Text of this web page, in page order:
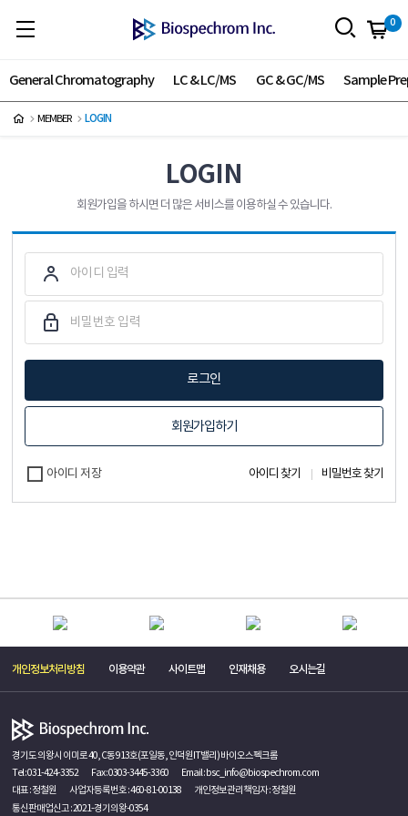
0
General Chromatography LC & LC/MS GC & GC/MS Sample
MEMBER LOGIN
LOGIN
회원가입을 하시면 더 많은 서비스를 이용하실 수 있습니다.
로그인
회원가입하기
아이디 저장 아이디 찾기 비밀번호 찾기
개인정보처리방침 이용약관 사이트맵 인재채용 오시는길
경기도 의왕시 이미로 40, C동 913호(포일동, 인덕원IT밸리) 바이오스펙크롬
Tel :031-424-3352 Fax : 0303-3445-3360 Email : bsc_info@biospechrom.com
대표 : 정철원
사업자등록번호 : 460-81-00138
개인정보관리책임자 : 정철원
통신판매업신고 : 2021-경기의왕-0354